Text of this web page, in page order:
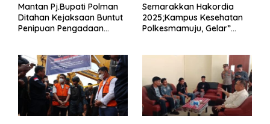
Mantan Pj.Bupati Polman
Ditahan Kejaksaan Buntut
Penipuan Pengadaan
Semarakkan Hakordia
2025;Kampus Kesehatan
Polkesmamuju, Gelar”